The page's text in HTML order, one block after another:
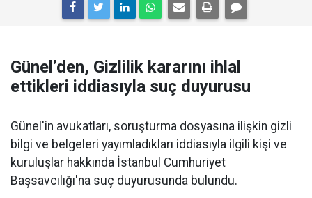
Günel’den, Gizlilik kararını ihlal
ettikleri iddiasıyla suç duyurusu
Günel'in avukatları, soruşturma dosyasına ilişkin gizli
bilgi ve belgeleri yayımladıkları iddiasıyla ilgili kişi ve
kuruluşlar hakkında İstanbul Cumhuriyet
Başsavcılığı'na suç duyurusunda bulundu.